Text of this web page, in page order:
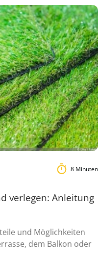
8 Minuten
verlegen: Anleitung
und Möglichkeiten
dem Balkon oder